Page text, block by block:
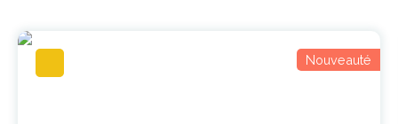
Nouveauté